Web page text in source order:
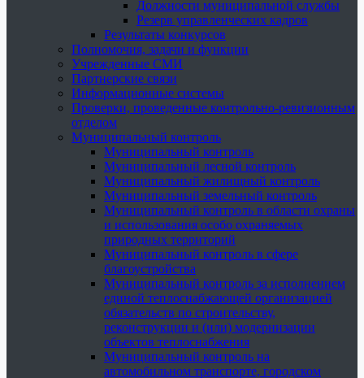
Должности муниципальной службы
Резерв управленческих кадров
Результаты конкурсов
Полномочия, задачи и функции
Учрежденные СМИ
Партнерские связи
Информационные системы
Проверки, проведенные контрольно-ревизионным
отделом
Муниципальный контроль
Муниципальный контроль
Муниципальный лесной контроль
Муниципальный жилищный контроль
Муниципальный земельный контроль
Муниципальный контроль в области охраны
и использования особо охраняемых
природных территорий
Муниципальный контроль в сфере
благоустройства
Муниципальный контроль за исполнением
единой теплоснабжающей организацией
обязательств по строительству,
реконструкции и (или) модернизации
объектов теплоснабжения
Муниципальный контроль на
автомобильном транспорте, городском